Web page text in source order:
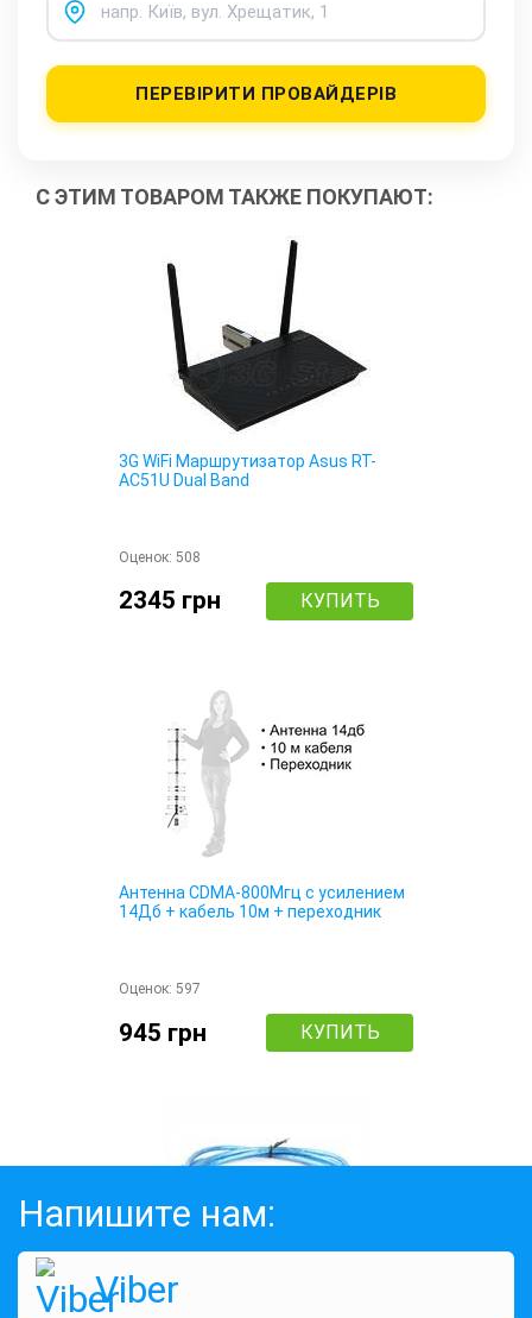
ПЕРЕВІРИТИ ПРОВАЙДЕРІВ
С ЭТИМ ТОВАРОМ ТАКЖЕ ПОКУПАЮТ:
3G WiFi Маршрутизатор Asus RT-
AC51U Dual Band
Оценок: 508
2345 грн КУПИТЬ
Антенна CDMA-800Мгц с усилением
14Дб + кабель 10м + переходник
Оценок: 597
945 грн КУПИТЬ
Напишите нам:
Viber